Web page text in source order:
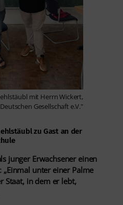
mit Herrn Wickert,
Gesellschaft e.V."
zu Gast an der
junger Erwachsener einen
unter einer Palme
Staat, in dem er lebt,